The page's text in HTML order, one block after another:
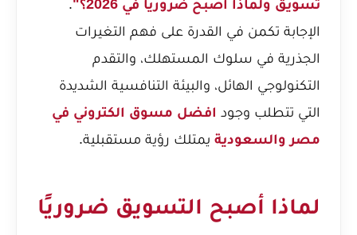
تسويق ولماذا أصبح ضروريًا في 2026؟"
.
الإجابة تكمن في القدرة على فهم التغيرات
الجذرية في سلوك المستهلك، والتقدم
التكنولوجي الهائل، والبيئة التنافسية الشديدة
التي تتطلب وجود افضل مسوق الكتروني في
مصر والسعودية يمتلك رؤية مستقبلية.
لماذا أصبح التسويق ضروريًا